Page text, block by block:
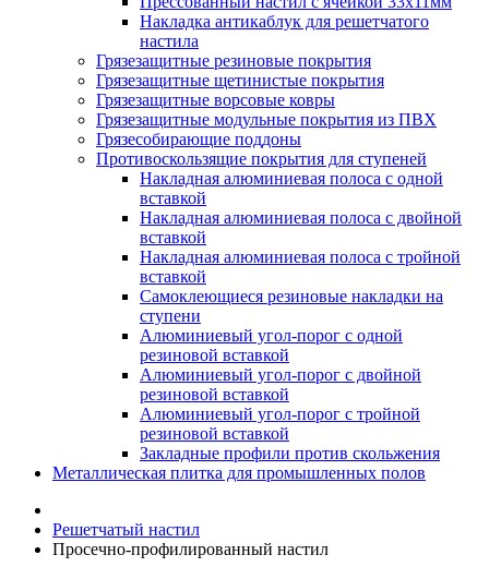
Накладка антикаблук для решетчатого
настила
Грязезащитные резиновые покрытия
Грязезащитные щетинистые покрытия
Грязезащитные ворсовые ковры
Грязезащитные модульные покрытия из ПВХ
Грязесобирающие поддоны
Противоскользящие покрытия для ступеней
Накладная алюминиевая полоса с одной
вставкой
Накладная алюминиевая полоса с двойной
вставкой
Накладная алюминиевая полоса с тройной
вставкой
Самоклеющиеся резиновые накладки на
ступени
Алюминиевый угол-порог с одной
резиновой вставкой
Алюминиевый угол-порог с двойной
резиновой вставкой
Алюминиевый угол-порог с тройной
резиновой вставкой
Закладные профили против скольжения
Металлическая плитка для промышленных полов
Решетчатый настил
Просечно-профилированный настил